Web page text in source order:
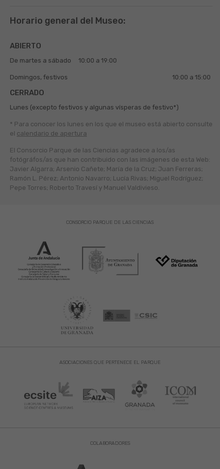
Horario general del Museo:
ABIERTO
De martes a sábado 10:00 a 19:00
Domingos, festivos 10:00 a 15:00
CERRADO
Lunes (excepto festivos y algunas vísperas de festivo*)
* Para conocer los lunes en los que el museo está abierto consulte
el calendario de apertura
El Consorcio Parque de las Ciencias agradece a los/as
fotógráfos/as que han contribuido con las imágenes de esta Web:
Javier Algarra; Arsenio Cañete; María de la Cruz; Juan Ferreras;
Ramón L. Pérez; Antonio Navarro; Lucía Rivas; Miguel Rodríguez;
Pepe Torres; Roberto Travesí y Manuel Valdivieso.
ASOCIACIONES QUE PERTENECE EL PARQUE
CONSORCIO PARQUE DE LAS CIENCIAS
COLABORADORES